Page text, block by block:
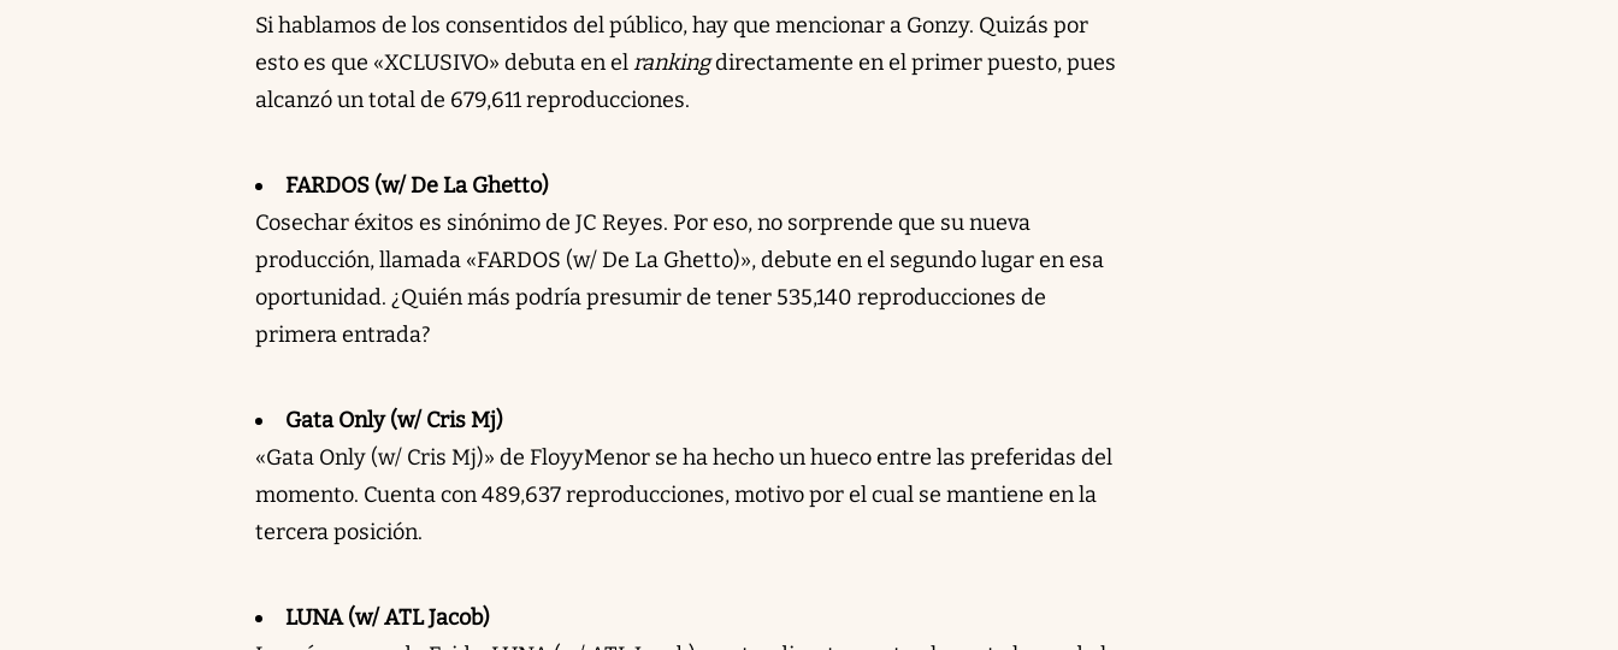
Si hablamos de los consentidos del público, hay que mencionar a Gonzy. Quizás por
esto es que «XCLUSIVO» debuta en elrankingdirectamente en el primer puesto, pues
alcanzó un total de 679,611 reproducciones.
FARDOS (w/ De La Ghetto)
Cosechar éxitos es sinónimo de JC Reyes. Por eso, no sorprende que su nueva
producción, llamada «FARDOS (w/ De La Ghetto)», debute en el segundo lugar en esa
oportunidad. ¿Quién más podría presumir de tener 535,140 reproducciones de
primera entrada?
Gata Only (w/ Cris Mj)
«Gata Only (w/ Cris Mj)» de FloyyMenor se ha hecho un hueco entre las preferidas del
momento. Cuenta con 489,637 reproducciones, motivo por el cual se mantiene en la
tercera posición.
LUNA (w/ ATL Jacob)